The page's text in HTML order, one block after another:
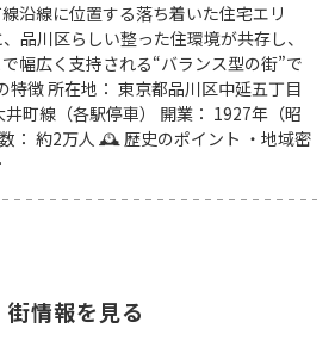
沿線に位置する落ち着いた住宅エリ
品川区らしい整った住環境が共存し、
幅広く支持される“バランス型の街”で
徴 所在地： 東京都品川区中延五丁目
町線（各駅停車） 開業： 1927年（昭
： 約2万人 🕰 歴史のポイント ・地域密
情報を見る